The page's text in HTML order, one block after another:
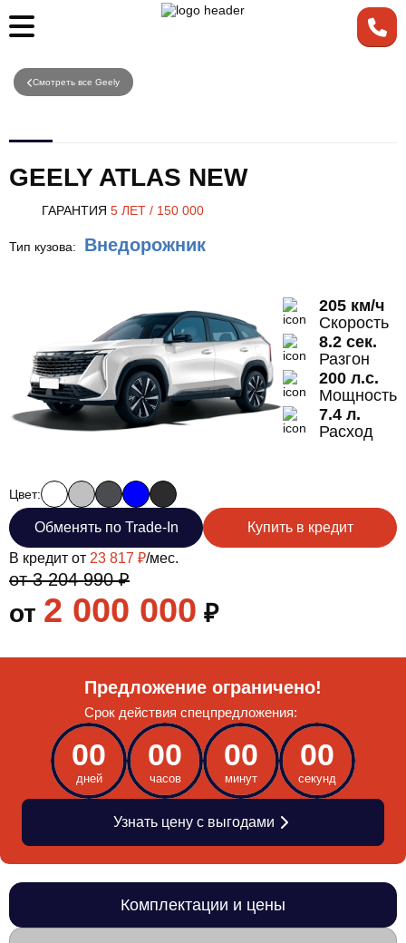
Смотреть все Geely
GEELY ATLAS NEW
ГАРАНТИЯ 5 ЛЕТ / 150 000
Тип кузова: Внедорожник
205 км/ч
Скорость
8.2 сек.
Разгон
200 л.с.
Мощность
7.4 л.
Расход
Цвет:
от 3 204 990 ₽
от 2 000 000 ₽
В кредит от 23 817 ₽/мес.
Обменять по Trade-In Купить в кредит
Предложение ограничено!
Срок действия спецпредложения:
00
дней
00
часов
00
минут
00
секунд
Узнать цену с выгодами
Комплектации и цены